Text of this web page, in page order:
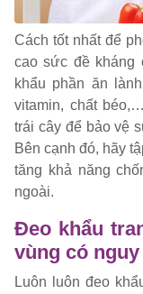
Cách tốt nhất để
cao sức đề kháng
khẩu phần ăn
vitamin, chất
trái cây để bảo vệ
Bên cạnh đó, hãy
tăng khả năng
ngoài.
Đeo khẩu
vùng có
Luôn luôn đeo